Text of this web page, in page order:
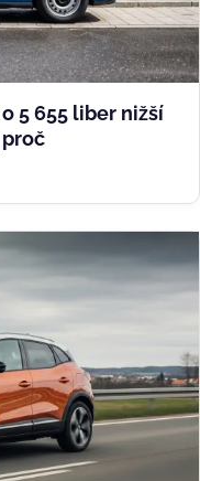
5 655 liber nižší
proč